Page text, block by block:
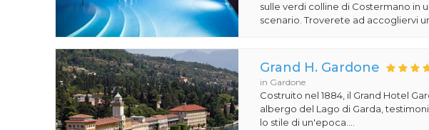
sulle verdi colline di Costermano in
scenario. Troverete ad accogliervi
Grand H. Gardone
in Gardone
Costruito nel 1884, il Grand Hotel
albergo del Lago di Garda,
lo stile di un'epoca....